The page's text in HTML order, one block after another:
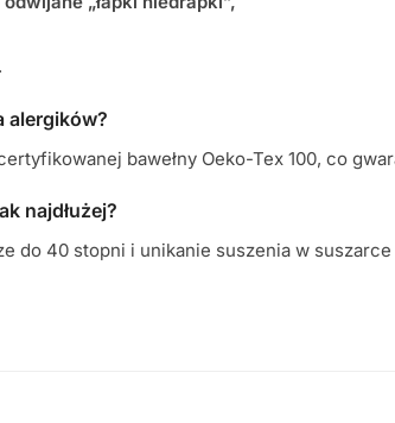
alergików?
bawełny Oeko-Tex 100, co
najdłużej?
do 40 stopni i unikanie suszenia w